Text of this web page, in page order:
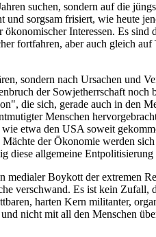
suchen, sondern auf die
sorgsam frisiert, wie heute
Interessen. Es sind
fortfahren, aber auch gleich
sondern nach Ursachen und
der Sowjetherrschaft
die sich, gerade auch in den
Menschen
etwa den USA soweit
der Ökonomie werden
allgemeine Entpolitisierung
Boykott der extremen
verschwand. Es ist kein Zufall,
harten Kern militanter,
nicht mit all den Menschen